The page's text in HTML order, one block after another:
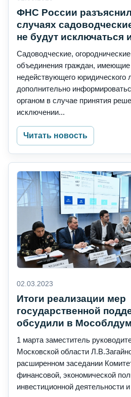
ФНС России
случаях
не будут исключаться
Садоводческие,
объединения граждан, имеющие
недействующего юридического
дополнительно
органом в случае принятия
исключении...
Читать новость
02.03.2023
Итоги реализации мер
государственной
обсудили в
1 марта заместитель
Московской области
расширенном заседании
финансовой, экономической
инвестиционной деятельности